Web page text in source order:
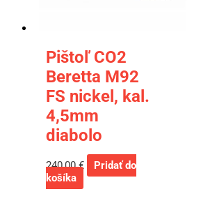
Pištoľ CO2
Beretta M92
FS nickel, kal.
4,5mm
diabolo
240,00€
Pridať do
košíka